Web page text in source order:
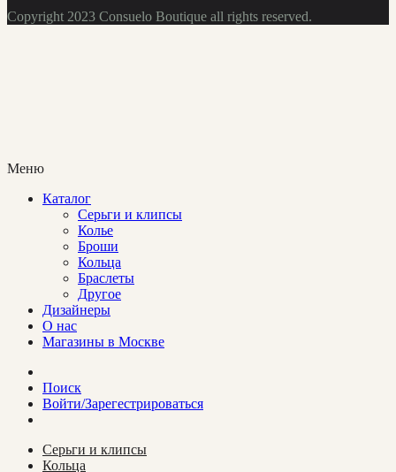
Copyright 2023 Consuelo Boutique all rights reserved.
Меню
Каталог
Cерьги и клипсы
Колье
Броши
Кольца
Браслеты
Другое
Дизайнеры
О нас
Магазины в Москве
Поиск
Войти/Зарегестрироваться
Cерьги и клипсы
Кольца